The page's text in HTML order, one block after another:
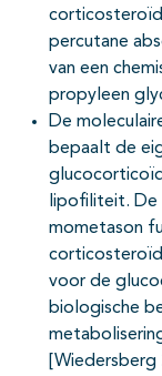
corticosteroïd
percutane
van een
propyleen
De
bepaalt de
lipofiliteit. De
mometason
voor de
biologische